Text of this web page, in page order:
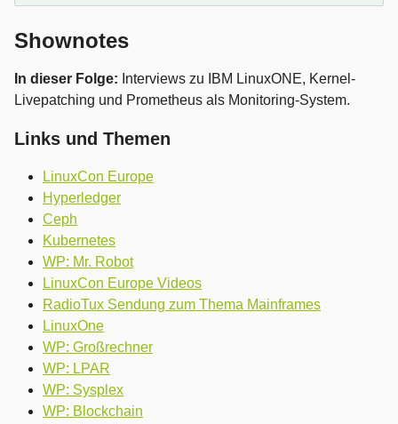
Shownotes
In dieser Folge: Interviews zu IBM LinuxONE, Kernel-
Livepatching und Prometheus als Monitoring-System.
Links und Themen
LinuxCon Europe
Hyperledger
Ceph
Kubernetes
WP: Mr. Robot
LinuxCon Europe Videos
RadioTux Sendung zum Thema Mainframes
LinuxOne
WP: Großrechner
WP: LPAR
WP: Sysplex
WP: Blockchain